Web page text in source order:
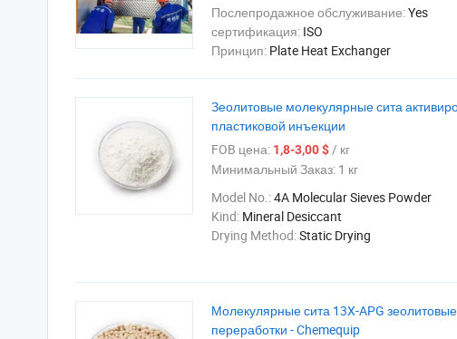
Послепродажное обслуживание:Yes
сертификация: ISO
Принцип: Plate Heat Exchanger
Зеолитовые молекулярные сита
пластиковой инъекции
FOB цена: 1,8-3,00 $/ кг
Минимальный Заказ: 1 кг
Model No.:4A Molecular Sieves Powder
Kind: Mineral Desiccant
Drying Method:Static Drying
Молекулярные сита 13X-APG
переработки - Chemequip